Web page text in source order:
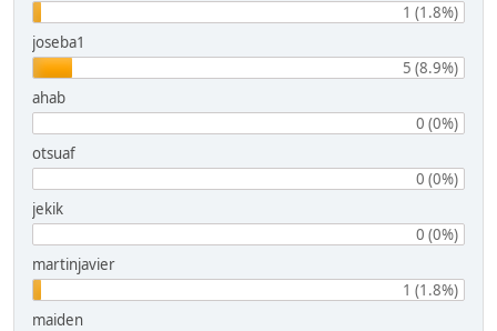
1 (1.8%)
joseba1
5 (8.9%)
ahab
0 (0%)
otsuaf
0 (0%)
jekik
0 (0%)
martinjavier
1 (1.8%)
maiden